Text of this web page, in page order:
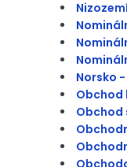
Norsko
Obchod
Obchod